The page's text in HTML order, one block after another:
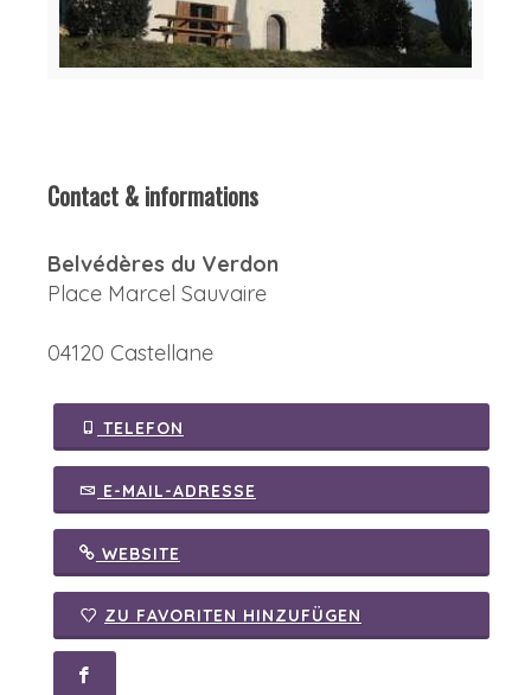
Contact & informations
Belvédères du Verdon
Place Marcel Sauvaire
04120 Castellane
TELEFON
E-MAIL-ADRESSE
WEBSITE
ZU FAVORITEN HINZUFÜGEN